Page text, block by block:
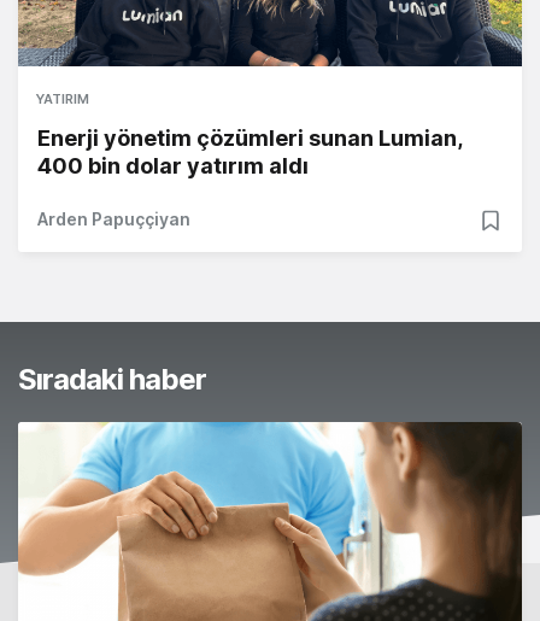
YATIRIM
Enerji yönetim çözümleri sunan Lumian,
400 bin dolar yatırım aldı
Arden Papuççiyan
Sıradaki haber